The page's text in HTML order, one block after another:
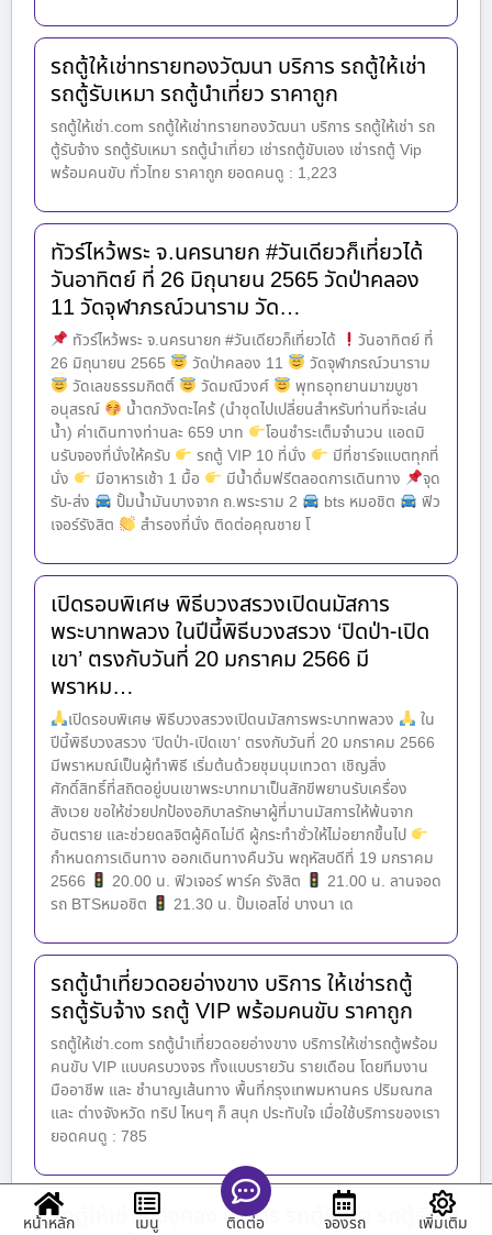
รถตู้ให้เช่าทรายทองวัฒนา บริการ รถตู้ให้เช่า
รถตู้รับเหมา รถตู้นำเที่ยว ราคาถูก
รถตู้ให้เช่า.com รถตู้ให้เช่าทรายทองวัฒนา บริการ รถตู้ให้เช่า รถ
ตู้รับจ้าง รถตู้รับเหมา รถตู้นำเที่ยว เช่ารถตู้ขับเอง เช่ารถตู้ Vip
พร้อมคนขับ ทั่วไทย ราคาถูก ยอดคนดู : 1,223
ทัวร์ไหว้พระ จ.นครนายก #วันเดียวก็เที่ยวได้
วันอาทิตย์ ที่ 26 มิถุนายน 2565 วัดป่าคลอง
11 วัดจุฬาภรณ์วนาราม วัด…
ทัวร์ไหว้พระ จ.นครนายก #วันเดียวก็เที่ยวได้
วันอาทิตย์ ที่
26 มิถุนายน 2565
วัดป่าคลอง 11
วัดจุฬาภรณ์วนาราม
วัดเลขธรรมกิตติ์
วัดมณีวงศ์
พุทธอุทยานมาฆบูชา
อนุสรณ์
น้ำตกวังตะไคร้ (นำชุดไปเปลี่ยนสำหรับท่านที่จะเล่น
น้ำ) ค่าเดินทางท่านละ 659 บาท
โอนชำระเต็มจำนวน แอดมิ
นรับจองที่นั่งให้ครับ
รถตู้ VIP 10 ที่นั่ง
มีที่ชาร์จแบตทุกที่
นั่ง
มีอาหารเช้า 1 มื้อ มีน้ำดื่มฟรีตลอดการเดินทาง
จุด
รับ-ส่ง
ปั้มน้ำมันบางจาก ถ.พระราม 2 bts หมอชิต
ฟิว
เจอร์รังสิต
สำรองที่นั่ง ติดต่อคุณชาย โ
เปิดรอบพิเศษ พิธีบวงสรวงเปิดนมัสการ
พระบาทพลวง ในปีนี้พิธีบวงสรวง ‘ปิดป่า-เปิด
เขา’ ตรงกับวันที่ 20 มกราคม 2566 มี
พราหม…
เปิดรอบพิเศษ พิธีบวงสรวงเปิดนมัสการพระบาทพลวง
ใน
ปีนี้พิธีบวงสรวง ‘ปิดป่า-เปิดเขา’ ตรงกับวันที่ 20 มกราคม 2566
มีพราหมณ์เป็นผู้ทำพิธี เริ่มต้นด้วยชุมนุมเทวดา เชิญสิ่ง
ศักดิ์สิทธิ์ที่สถิตอยู่บนเขาพระบาทมาเป็นสักขีพยานรับเครื่อง
สังเวย ขอให้ช่วยปกป้องอภิบาลรักษาผู้ที่มานมัสการให้พ้นจาก
อันตราย และช่วยดลจิตผู้คิดไม่ดี ผู้กระทำชั่วให้ไม่อยากขึ้นไป
กำหนดการเดินทาง ออกเดินทางคืนวัน พฤหัสบดีที่ 19 มกราคม
2566
20.00 น. ฟิวเจอร์ พาร์ค รังสิต
21.00 น. ลานจอด
รถ BTSหมอชิต
21.30 น. ปั้มเอสโซ่ บางนา เด
รถตู้นำเที่ยวดอยอ่างขาง บริการ ให้เช่ารถตู้
รถตู้รับจ้าง รถตู้ VIP พร้อมคนขับ ราคาถูก
รถตู้ให้เช่า.com รถตู้นำเที่ยวดอยอ่างขาง บริการให้เช่ารถตู้พร้อม
คนขับ VIP แบบครบวงจร ทั้งแบบรายวัน รายเดือน โดยทีมงาน
มืออาชีพ และ ชำนาญเส้นทาง พื้นที่กรุงเทพมหานคร ปริมณฑล
และ ต่างจังหวัด ทริป ไหนๆ ก็ สนุก ประทับใจ เมื่อใช้บริการของเรา
ยอดคนดู : 785
รถตู้ให้เช่าเมืองคอง บริการ รถตู้ให้เช่า รถตู้รับ
หน้าหลัก เมนู ติดต่อ จองรถ เพิ่มเติม